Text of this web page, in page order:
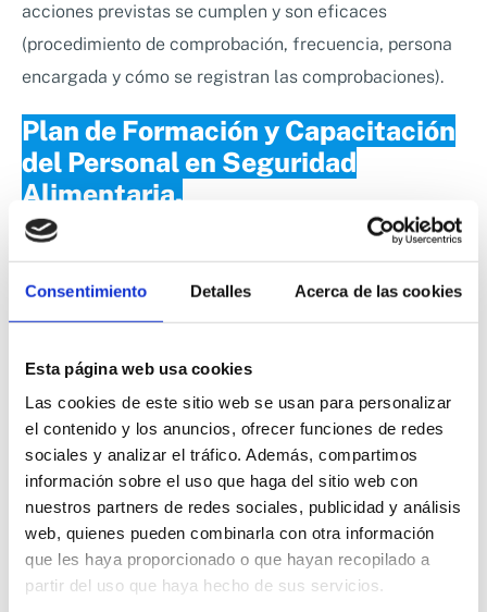
Consentimiento Detalles Acerca de las cookies
Esta página web usa cookies
Las cookies de este sitio web se usan para personalizar
el contenido y los anuncios, ofrecer funciones de redes
sociales y analizar el tráfico. Además, compartimos
información sobre el uso que haga del sitio web con
nuestros partners de redes sociales, publicidad y análisis
web, quienes pueden combinarla con otra información
que les haya proporcionado o que hayan recopilado a
partir del uso que haya hecho de sus servicios.
acciones previstas se cumplen y son eficaces
(procedimiento de comprobación, frecuencia, persona
encargada y cómo se registran las comprobaciones).
Plan de Formación y Capacitación
del Personal en Seguridad
Alimentaria.
Se pretende conseguir que los manipuladores reciban
la formación pertinente en materia de seguridad
responsabilizarse de las operaciones o tareas que
realicen.
Programa .(Documento descriptivo que debe incluir los
siguientes contenidos).
-Responsable de la gestión del Plan.
-Actividades formativas que se van a realizar.